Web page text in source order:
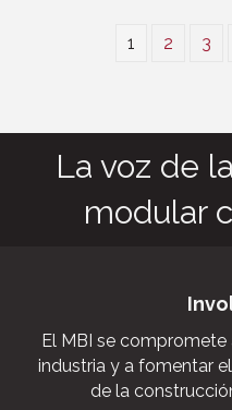
1 2 3
La voz de
modular
El MBI se compromete
industria y a fomentar
de la